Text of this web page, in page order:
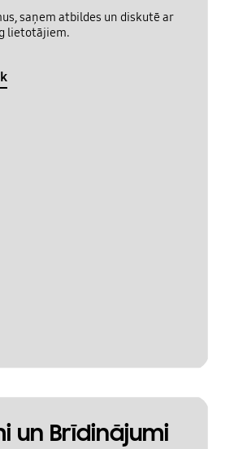
saņem atbildes un diskutē ar
lietotājiem.
un Brīdinājumi